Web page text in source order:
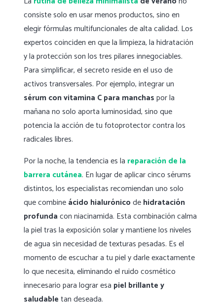
consiste solo en usar menos productos, sino en
elegir fórmulas multifuncionales de alta calidad. Los
expertos coinciden en que la limpieza, la hidratación
y la protección son los tres pilares innegociables.
Para simplificar, el secreto reside en el uso de
activos transversales. Por ejemplo, integrar un
sérum con vitamina C para manchaspor la
mañana no solo aporta luminosidad, sino que
potencia la acción de tu fotoprotector contra los
radicales libres.
Por la noche, la tendencia es la reparación de la
barrera cutánea. En lugar de aplicar cinco sérums
distintos, los especialistas recomiendan uno solo
que combineácido hialurónicodehidratación
profundacon niacinamida. Esta combinación calma
la piel tras la exposición solar y mantiene los niveles
de agua sin necesidad de texturas pesadas. Es el
momento de escuchar a tu piel y darle exactamente
lo que necesita, eliminando el ruido cosmético
innecesario para lograr esa piel brillante y
saludabletan deseada.